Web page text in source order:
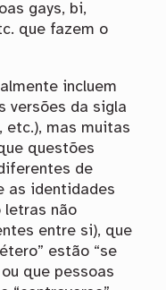
gays, bi,
que fazem o
incluem
versões da sigla
etc.), mas muitas
questões
de
as identidades
letras não
entre si), que
estão “se
que pessoas